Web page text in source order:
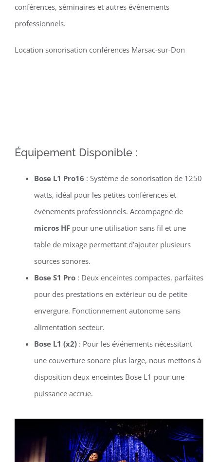
conférences, séminaires et autres événements
professionnels.
Location sonorisation conférences Marsac-sur-Don
Équipement Disponible :
Bose L1 Pro16 : Système de sonorisation de 1250
watts, idéal pour les petites conférences et
événements professionnels. Accompagné de
micros HFpour une utilisation sans fil et une
table de mixage permettant d’ajouter plusieurs
sources sonores.
Bose S1 Pro: Deux enceintes compactes, parfaites
pour des prestations en extérieur ou de petite
envergure. Fonctionnement autonome sans
alimentation secteur.
Bose L1 (x2): Pour les événements nécessitant
une couverture sonore plus large, nous mettons à
disposition deux enceintes Bose L1 pour une
puissance accrue.